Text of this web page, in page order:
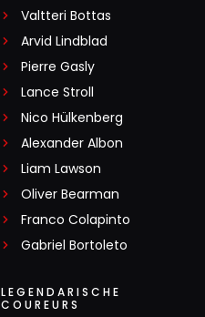
Valtteri Bottas
Arvid Lindblad
Pierre Gasly
Lance Stroll
Nico Hülkenberg
Alexander Albon
Liam Lawson
Oliver Bearman
Franco Colapinto
Gabriel Bortoleto
LEGENDARISCHE
COUREURS